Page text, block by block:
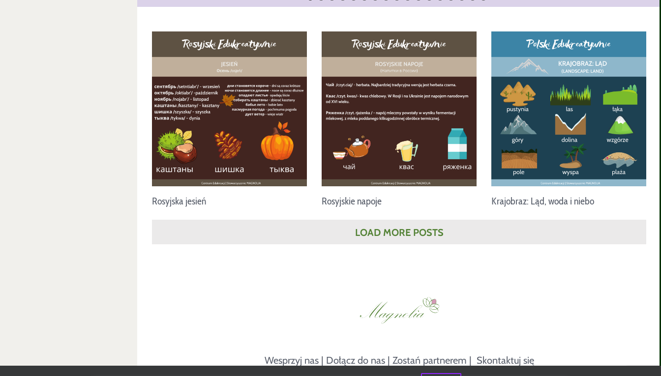
Rosyjska jesień Rosyjskie napoje Krajobraz: Ląd, woda i niebo
LOAD MORE POSTS
Wesprzyj nas| Dołącz do nas| Zostań partnerem | Skontaktuj się